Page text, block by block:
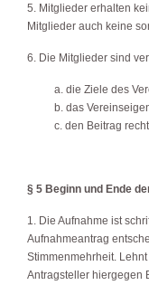
5. Mitglieder erhalten
Mitglieder auch keine
6. Die Mitglieder sind
a. die Ziele des
b. das
c. den Beitrag
§ 5 Beginn und Ende
1. Die Aufnahme ist
Aufnahmeantrag
Stimmenmehrheit.
Antragsteller hiergegen